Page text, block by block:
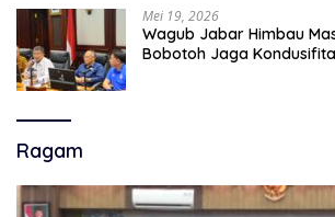
Mei 19, 2026
Wagub Jabar Himbau
Bobotoh Jaga
Ragam